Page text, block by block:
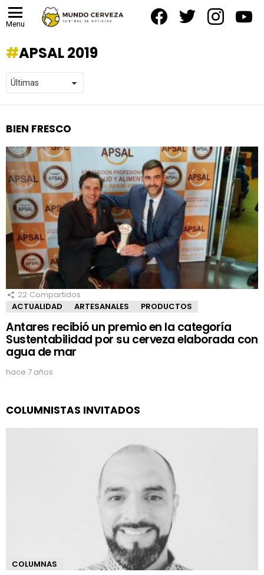
Menu
APSAL 2019
BIEN FRESCO
22 Compartidos
ACTUALIDAD
ARTESANALES PRODUCTOS
Antares recibió un premio en la categoría
Sustentabilidad por su cerveza elaborada con
agua de mar
hace 7 años
COLUMNISTAS INVITADOS
COLUMNAS